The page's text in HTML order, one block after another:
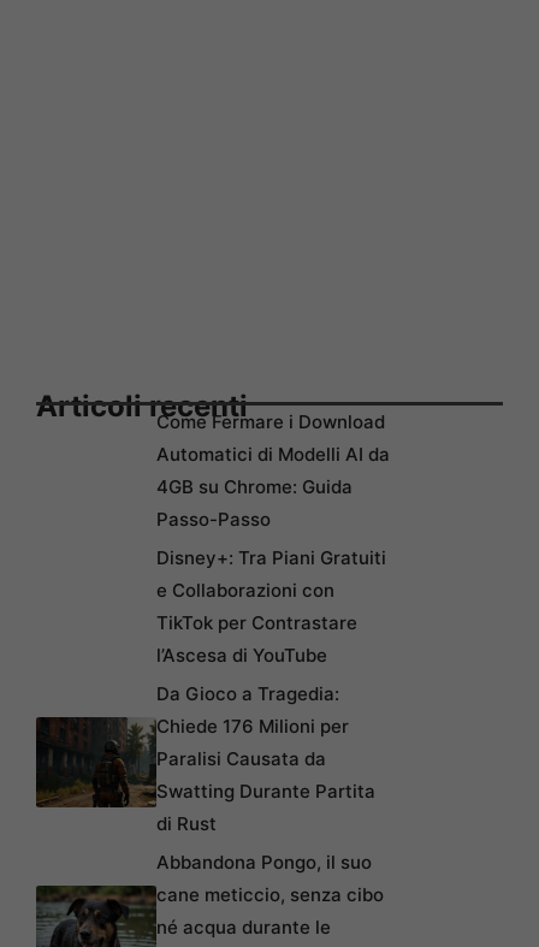
Articoli recentiCome Fermare i Download
Automatici di Modelli AI da
4GB su Chrome: Guida
Passo-Passo
Disney+: Tra Piani Gratuiti
e Collaborazioni con
TikTok per Contrastare
l’Ascesa di YouTube
Da Gioco a Tragedia:
Chiede 176 Milioni per
Paralisi Causata da
Swatting Durante Partita
di Rust
Abbandona Pongo, il suo
cane meticcio, senza cibo
né acqua durante le